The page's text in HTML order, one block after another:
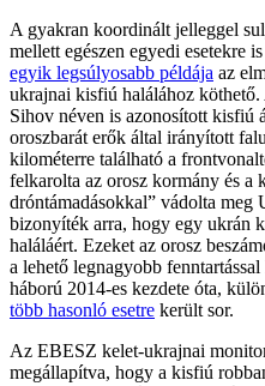
A gyakran koordinált jelleggel
mellett egészen egyedi esetekre
egyik legsúlyosabb példája az
ukrajnai kisfiú halálához
Sihov néven is azonosított kisfiú
oroszbarát erők által irányított
kilométerre található a
felkarolta az orosz kormány és
dróntámadásokkal” vádolta meg
bizonyíték arra, hogy egy ukrán
haláláért. Ezeket az orosz
a lehető legnagyobb
háború 2014-es kezdete óta,
több hasonló esetre került sor.
Az EBESZ kelet-ukrajnai
megállapítva, hogy a kisfiú